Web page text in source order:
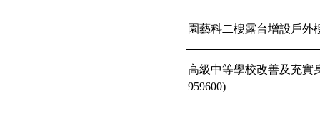
園藝科二樓露台增設戶
高級中等學校改善及充
959600)